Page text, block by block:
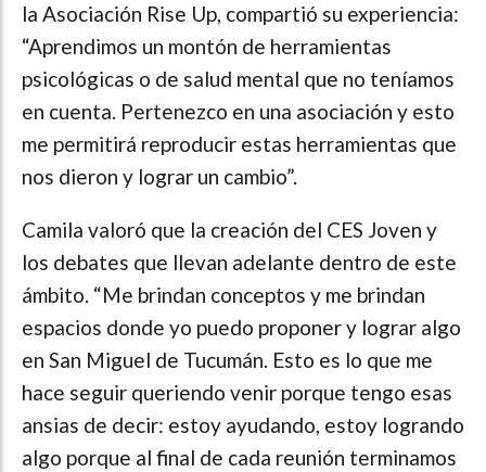
la Asociación Rise Up, compartió su experiencia:
“Aprendimos un montón de herramientas
psicológicas o de salud mental que no teníamos
en cuenta. Pertenezco en una asociación y esto
me permitirá reproducir estas herramientas que
nos dieron y lograr un cambio”.
Camila valoró que la creación del CES Joven y
los debates que llevan adelante dentro de este
ámbito. “Me brindan conceptos y me brindan
espacios donde yo puedo proponer y lograr algo
en San Miguel de Tucumán. Esto es lo que me
hace seguir queriendo venir porque tengo esas
ansias de decir: estoy ayudando, estoy logrando
algo porque al final de cada reunión terminamos